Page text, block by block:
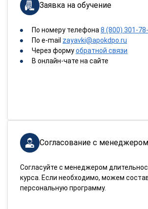
Заявка на обучение
По номеру телефона 8 (800) 301-
По e-mail zayavki@apokdpo.ru
Через формуобратной связи
В онлайн-чате на сайте
Согласование с менеджером
Согласуйте с менеджером
курса. Если необходимо, можем
персональную программу.